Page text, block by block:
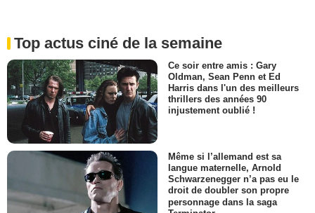
Top actus ciné de la semaine
Ce soir entre amis : Gary
Oldman, Sean Penn et Ed
Harris dans l'un des meilleurs
thrillers des années 90
injustement oublié !
Même si l’allemand est sa
langue maternelle, Arnold
Schwarzenegger n’a pas eu le
droit de doubler son propre
personnage dans la saga